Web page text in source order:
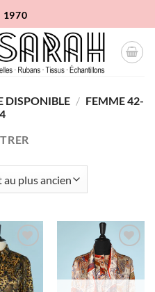
1970
DISPONIBLE / FEMME 42-
Ajouter
à la liste
d'envies
Ajouter
à la liste
d'envies